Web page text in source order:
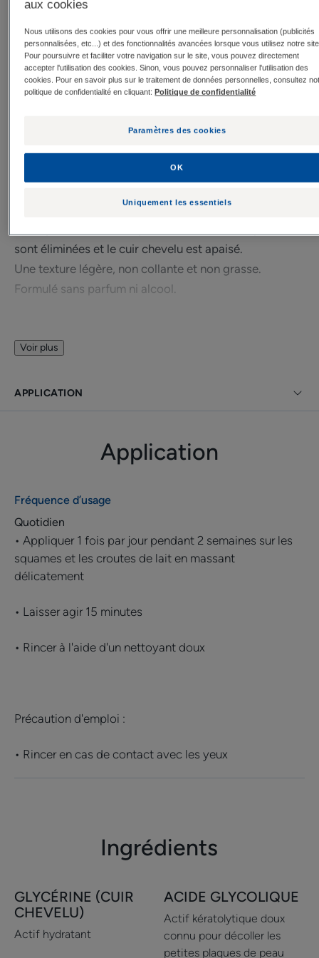
Besoin
Anti-croûtes de lait
Fabriqué en France
L'émulsion favorise l’élimination des croûtes de lait
Sa formule hydratante* à base de KELUAMID et de
sont éliminées et le cuir chevelu est apaisé.
Une texture légère, non collante et non grasse.
Formulé sans parfum ni alcool.
KELUAL Emulsion kératoréductrice élimine
nourrissons.
• Élimine les croûtes de lait présentes sur le cuir
• Agit tout en douceur
• Offre une texture légère, non grasse et non collante
TEXTURE
Sans parfum
*Hydratation des couches supérieures de l'épiderme
Voir plus
APPLICATION
Application
Fréquence d’usage
Quotidien
• Appliquer 1 fois par jour pendant 2 semaines sur les
squames et les croutes de lait en massant
délicatement
• Laisser agir 15 minutes
• Rincer à l'aide d'un nettoyant doux
Précaution d'emploi :
• Rincer en cas de contact avec les yeux
Ingrédients
GLYCÉRINE (CUIR
CHEVELU)
Actif hydratant
ACIDE GLYCOLIQUE
Actif kératolytique doux
connu pour décoller les
petites plaques de peau
aux cookies
Nous utilisons des cookies pour vous offrir une meilleure personnalisation (publicités
personnalisées, etc...) et des fonctionnalités avancées lorsque vous utilisez notre
Pour poursuivre et faciliter votre navigation sur le site, vous pouvez directement
accepter l'utilisation des cookies. Sinon, vous pouvez personnaliser l'utilisation des
cookies. Pour en savoir plus sur le traitement de données personnelles, consultez
politique de confidentialité en cliquant:Politique de confidentialité
Paramètres des cookies
Uniquement les essentiels
OK